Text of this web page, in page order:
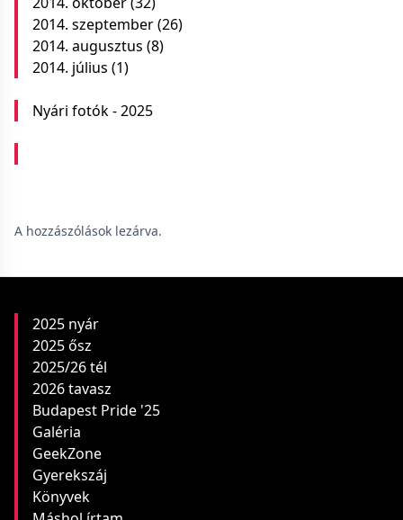
2014. szeptember(26)
2014. augusztus (8)
2014. július (1)
Nyári fotók - 2025
A hozzászólások lezárva.
2025 nyár
2025 ősz
2025/26 tél
2026 tavasz
Budapest Pride '25
Galéria
GeekZone
Gyerekszáj
Könyvek